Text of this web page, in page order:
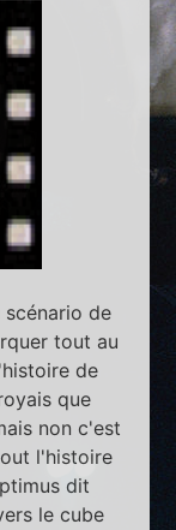
de
tout au
de
que
non c'est
l'histoire
dit
le cube